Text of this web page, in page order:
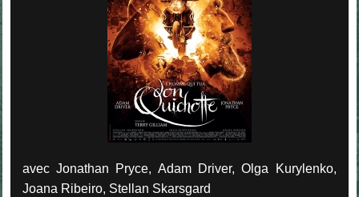
avec Jonathan Pryce, Adam Driver, Olga Kurylenko,
Joana Ribeiro, Stellan Skarsgard